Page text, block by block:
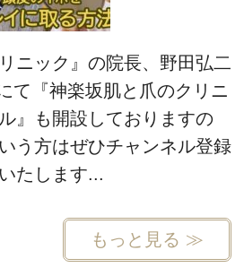
ニック』の院長、野田弘二
て『神楽坂肌と爪のクリニ
』も開設しておりますの
う方はぜひチャンネル登録
たします...
もっと見る ≫